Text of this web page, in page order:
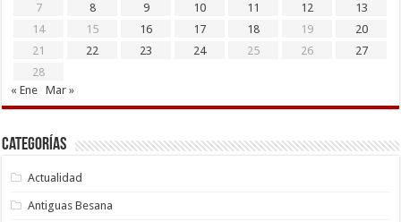
7
8 9 10 11 12
13
14
15 16 17 18 19
20
21
22 23 24 25 26
27
28
« Ene
Mar »
Categorías
Actualidad
Antiguas Besana